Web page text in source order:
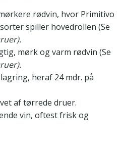
rødvin, hvor Primitivo
spiller hovedrollen (Se
mørk og varm rødvin (Se
heraf 24 mdr. på
af tørrede druer.
vin, oftest frisk og